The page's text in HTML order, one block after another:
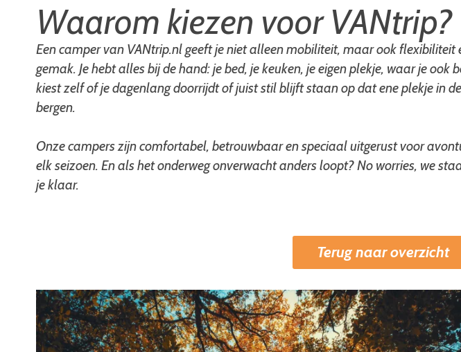
Waarom kiezen voor VANtrip?
Een camper van VANtrip.nl geeft je niet alleen mobiliteit, maar ook flexibiliteit
gemak. Je hebt alles bij de hand: je bed, je keuken, je eigen plekje, waar je ook
kiest zelf of je dagenlang doorrijdt of juist stil blijft staan op dat ene plekje in de
bergen.
Onze campers zijn comfortabel, betrouwbaar en speciaal uitgerust voor
elk seizoen. En als het onderweg onverwacht anders loopt? No worries, we
je klaar.
Terug naar overzicht